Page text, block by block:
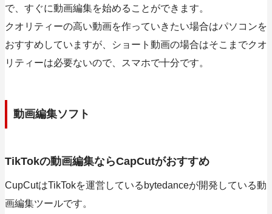
で、すぐに動画編集を始めることができます。
クオリティーの高い動画を作っていきたい場合はパソコンを
おすすめしていますが、ショート動画の場合はそこまでクオ
リティーは必要ないので、スマホで十分です。
動画編集ソフト
TikTokの動画編集ならCapCutがおすすめ
CupCutはTikTokを運営しているbytedanceが開発している動
画編集ツールです。